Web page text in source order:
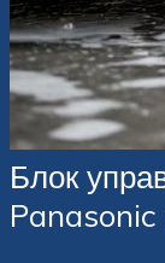
Блок
Panasonic